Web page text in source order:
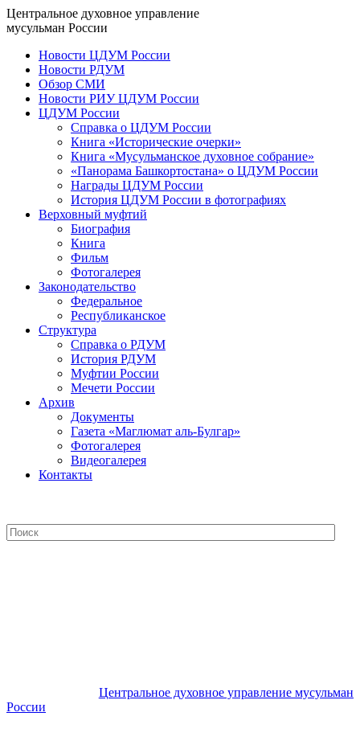
Центральное духовное управление
мусульман России
Новости ЦДУМ России
Новости РДУМ
Обзор СМИ
Новости РИУ ЦДУМ России
ЦДУМ России
Справка о ЦДУМ России
Книга «Исторические очерки»
Книга «Мусульманское духовное собрание»
«Панорама Башкортостана» о ЦДУМ России
Награды ЦДУМ России
История ЦДУМ России в фотографиях
Верховный муфтий
Биография
Книга
Фильм
Фотогалерея
Законодательство
Федеральное
Республиканское
Структура
Справка о РДУМ
История РДУМ
Муфтии России
Мечети России
Архив
Документы
Газета «Маглюмат аль-Булгар»
Фотогалерея
Видеогалерея
Контакты
Центральное духовное управление мусульман
России